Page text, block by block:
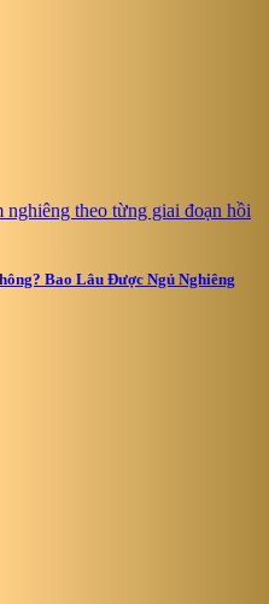
Bao Lâu Được Ngủ Nghiêng